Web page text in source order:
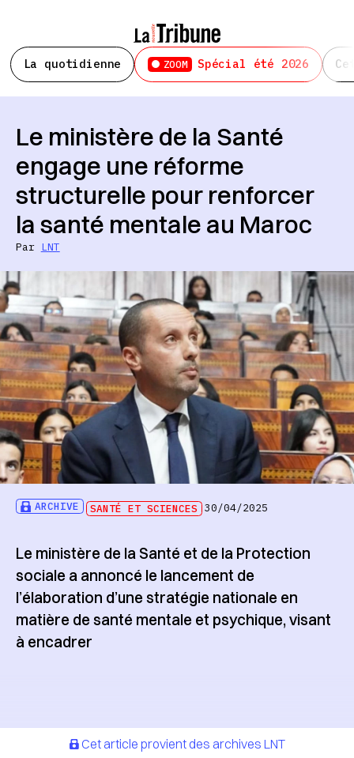
La quotidienne ZOOM Spécial été 2026
ARCHIVE SANTÉ ET SCIENCES 30/04/2025
Le ministère de la Santé
engage une réforme
structurelle pour renforcer
la santé mentale au Maroc
Par LNT
Le ministère de la Santé et de la Protection
sociale a annoncé le lancement de
l’élaboration d’une stratégie nationale en
matière de santé mentale et psychique, visant
à encadrer
Cet article provient des archives LNT